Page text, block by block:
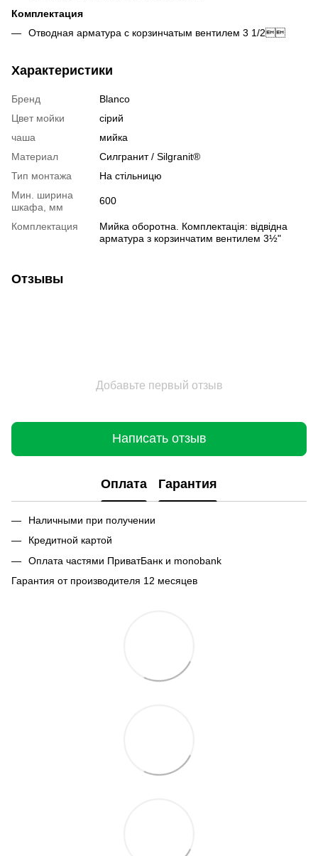
Комплектация
Отводная арматура с корзинчатым вентилем 3 1/2
Характеристики
Бренд
Blanco
Цвет мойки
сірий
чаша
мийка
Материал
Cилгранит / Silgranit®
Тип монтажа
На стільницю
Мин. ширина
шкафа, мм
600
Комплектация
Мийка оборотна. Комплектація: відвідна
арматура з корзинчатим вентилем 3½"
Отзывы
Добавьте первый отзыв
Написать отзыв
Оплата Гарантия
Наличными при получении
Кредитной картой
Оплата частями ПриватБанк и monobank
Гарантия от производителя 12 месяцев